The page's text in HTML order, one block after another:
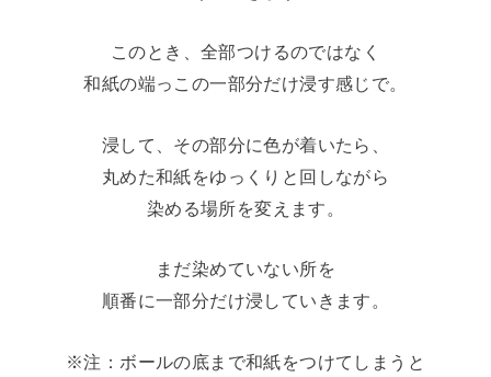
このとき、全部つけるのではなく
和紙の端っこの一部分だけ浸す感じで。
浸して、その部分に色が着いたら、
丸めた和紙をゆっくりと回しながら
染める場所を変えます。
まだ染めていない所を
順番に一部分だけ浸していきます。
※注：ボールの底まで和紙をつけてしまうと